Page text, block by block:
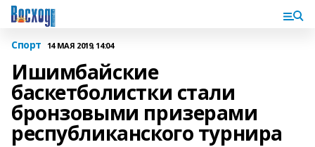
Спорт 14 МАЯ 2019, 14:04
Ишимбайские
баскетболистки стали
бронзовыми призерами
республиканского турнира